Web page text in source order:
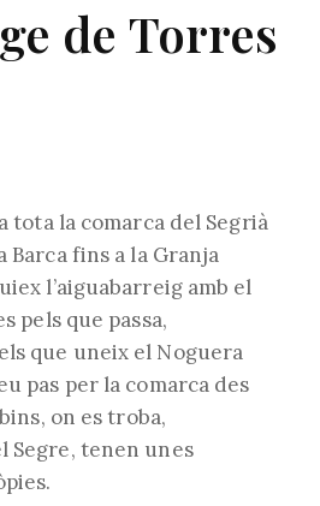
de Torres
tota la comarca del Segrià
Barca fins a la Granja
l’aiguabarreig amb el
pels que passa,
que uneix el Noguera
pas per la comarca des
on es troba,
Segre, tenen unes